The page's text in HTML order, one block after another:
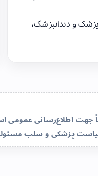
و دندانپزشک،
جهت اطلاع‌رسانی
پزشکی و سلب